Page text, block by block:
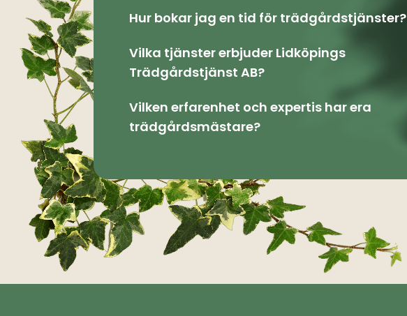
Hur bokar jag en tid för trädgårdstjänster?
Vilka tjänster erbjuder Lidköpings
Trädgårdstjänst AB?
Vilken erfarenhet och expertis har era
trädgårdsmästare?